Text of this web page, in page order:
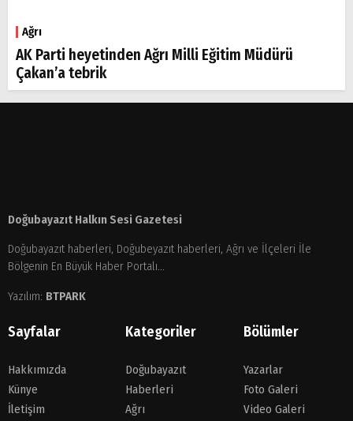
Ağrı
AK Parti heyetinden Ağrı Milli Eğitim Müdürü
Çakan’a tebrik
Doğubayazıt Halkın Sesi Gazetesi
Doğubayazıt haberleri, Doğubeyazıt haberleri, Ağrı ve İlçeleri İle
Bölgenin En Büyük Haber Portalı...
Yazılım: BTPARK
Sayfalar
Hakkımızda
Künye
İletişim
Kategoriler
Doğubayazıt
Haberleri
Ağrı
Bölümler
Yazarlar
Foto Galeri
Video Galeri